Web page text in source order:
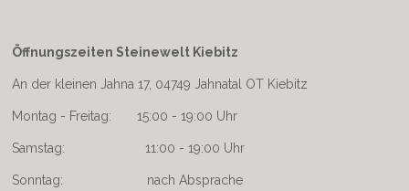
Öffnungszeiten Steinewelt Kiebitz
An der kleinen Jahna 17, 04749 Jahnatal OT Kiebitz
Montag - Freitag: 15:00 - 19:00 Uhr
Samstag: 11:00 - 19:00 Uhr
Sonntag: nach Absprache